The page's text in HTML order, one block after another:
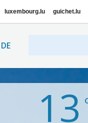
luxembourg.lu guichet.lu
DE
13